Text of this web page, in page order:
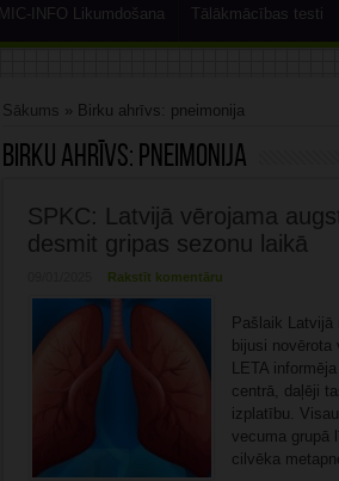
MIC-INFO Likumdošana Tālākmācības testi
Sākums » Birku ahrīvs: pneimonija
Birku ahrīvs: pneimonija
SPKC: Latvijā vērojama
desmit gripas sezonu laikā
Rakstīt komentāru
Pašlaik
bijusi
LETA
centrā, daļēji
izplatību.
vecuma grupā
cilvēka